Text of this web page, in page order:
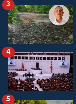
3
4
5